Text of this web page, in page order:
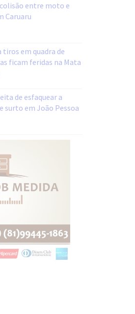
entre moto e
Caruaru
em quadra de
ficam feridas na Mata
de esfaquear a
surto em João Pessoa